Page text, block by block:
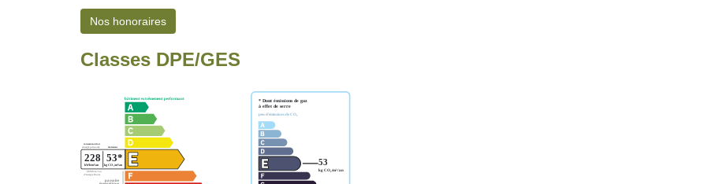
Nos honoraires
Classes DPE/GES